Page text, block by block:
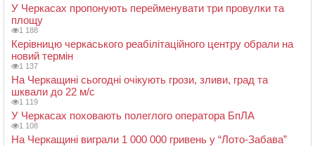
У Черкасах пропонують перейменувати три провулки та
площу
1 188
Керівницю черкаського реабілітаційного центру обрали на
новий термін
1 137
На Черкащині сьогодні очікують грози, зливи, град та
шквали до 22 м/с
1 119
У Черкасах поховають полеглого оператора БпЛА
1 108
На Черкащині виграли 1 000 000 гривень у “Лото-Забава”